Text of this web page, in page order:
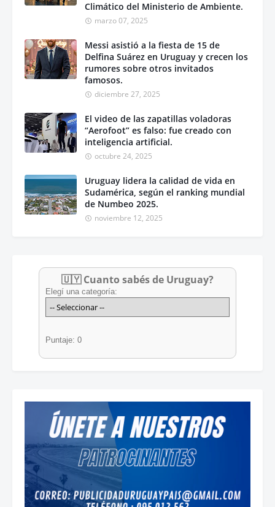
Climático del Ministerio de Ambiente.
marzo 07, 2025
Messi asistió a la fiesta de 15 de
Delfina Suárez en Uruguay y crecen los
rumores sobre otros invitados
famosos.
diciembre 27, 2025
El video de las zapatillas voladoras
“Aerofoot” es falso: fue creado con
inteligencia artificial.
octubre 24, 2025
Uruguay lidera la calidad de vida en
Sudamérica, según el ranking mundial
de Numbeo 2025.
noviembre 12, 2025
🇺🇾 Cuanto sabés de Uruguay?
Elegí una categoría:
Puntaje: 0